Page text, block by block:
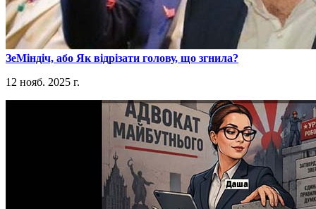
​ЗеМіндіч, або Як відрізати голову, що згнила?
12 нояб. 2025 г.